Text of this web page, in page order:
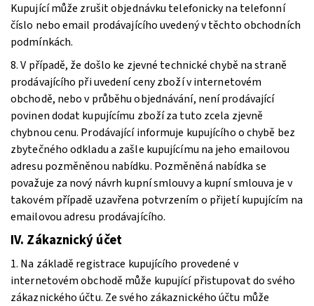
Kupující může zrušit objednávku telefonicky na telefonní
číslo nebo email prodávajícího uvedený v těchto obchodních
podmínkách.
8. V případě, že došlo ke zjevné technické chybě na straně
prodávajícího při uvedení ceny zboží v internetovém
obchodě, nebo v průběhu objednávání, není prodávající
povinen dodat kupujícímu zboží za tuto zcela zjevně
chybnou cenu. Prodávající informuje kupujícího o chybě bez
zbytečného odkladu a zašle kupujícímu na jeho emailovou
adresu pozměněnou nabídku. Pozměněná nabídka se
považuje za nový návrh kupní smlouvy a kupní smlouva je v
takovém případě uzavřena potvrzením o přijetí kupujícím na
emailovou adresu prodávajícího.
IV. Zákaznický účet
1. Na základě registrace kupujícího provedené v
internetovém obchodě může kupující přistupovat do svého
zákaznického účtu. Ze svého zákaznického účtu může